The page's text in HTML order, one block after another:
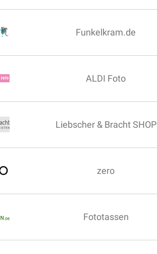
Funkelkram.de
ALDI Foto
Liebscher & Bracht SHOP
zero
Fototassen